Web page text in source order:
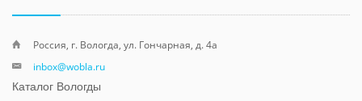
Россия, г. Вологда, ул. Гончарная, д. 4а
inbox@wobla.ru
Каталог Вологды